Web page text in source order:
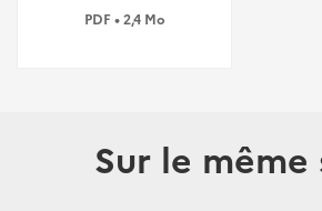
PDF • 2,4 Mo
Sur le même